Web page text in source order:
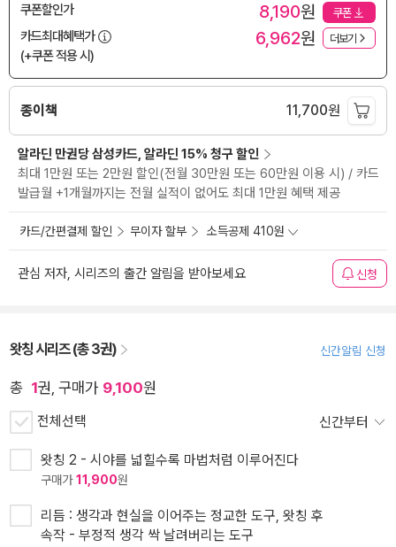
쿠폰할인가 8,190원 쿠폰
카드최대혜택가
(+쿠폰 적용 시)
6,962원 더보기
종이책 11,700원
알라딘 만권당 삼성카드, 알라딘 15% 청구 할인
최대 1만원 또는 2만원 할인(전월 30만원 또는 60만원 이용 시) / 카드
발급월 +1개월까지는 전월 실적이 없어도 최대 1만원 혜택 제공
카드/간편결제 할인 무이자 할부 소득공제 410원
관심 저자, 시리즈의 출간 알림을 받아보세요 신청
왓칭 시리즈 (총 3권) 신간알림 신청
총 1권, 구매가 9,100원
전체선택 신간부터
왓칭 2 - 시야를 넓힐수록 마법처럼 이루어진다
구매가11,900원
리듬 : 생각과 현실을 이어주는 정교한 도구, 왓칭 후
속작 - 부정적 생각 싹 날려버리는 도구